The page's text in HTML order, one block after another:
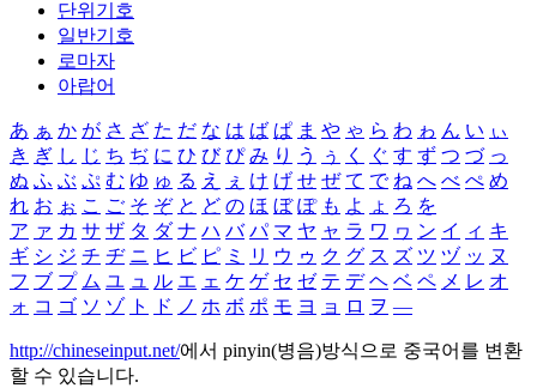
단위기호
일반기호
로마자
아랍어
あ ぁ か が さ ざ た だ な は ば ぱ ま や ゃ ら わ ゎ ん い ぃ
き ぎ し じ ち ぢ に ひ び ぴ み り う ぅ く ぐ す ず つ づ っ
ぬ ふ ぶ ぷ む ゆ ゅ る え ぇ け げ せ ぜ て で ね へ べ ぺ め
れ お ぉ こ ご そ ぞ と ど の ほ ぼ ぽ も よ ょ ろ を
ア ァ カ サ ザ タ ダ ナ ハ バ パ マ ヤ ャ ラ ワ ヮ ン イ ィ キ
ギ シ ジ チ ヂ ニ ヒ ビ ピ ミ リ ウ ゥ ク グ ス ズ ツ ヅ ッ ヌ
フ ブ プ ム ユ ュ ル エ ェ ケ ゲ セ ゼ テ デ ヘ ベ ペ メ レ オ
ォ コ ゴ ソ ゾ ト ド ノ ホ ボ ポ モ ヨ ョ ロ ヲ ―
http://chineseinput.net/에서 pinyin(병음)방식으로 중국어를 변환
할 수 있습니다.